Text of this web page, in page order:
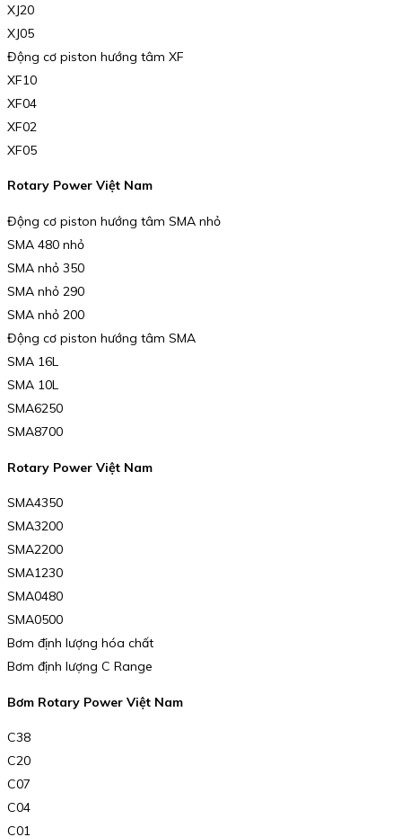
XJ20
XJ05
Động cơ piston hướng tâm XF
XF10
XF04
XF02
XF05
Rotary Power Việt Nam
Động cơ piston hướng tâm SMA nhỏ
SMA 480 nhỏ
SMA nhỏ 350
SMA nhỏ 290
SMA nhỏ 200
Động cơ piston hướng tâm SMA
SMA 16L
SMA 10L
SMA6250
SMA8700
Rotary Power Việt Nam
SMA4350
SMA3200
SMA2200
SMA1230
SMA0480
SMA0500
Bơm định lượng hóa chất
Bơm định lượng C Range
Bơm Rotary Power Việt Nam
C38
C20
C07
C04
C01